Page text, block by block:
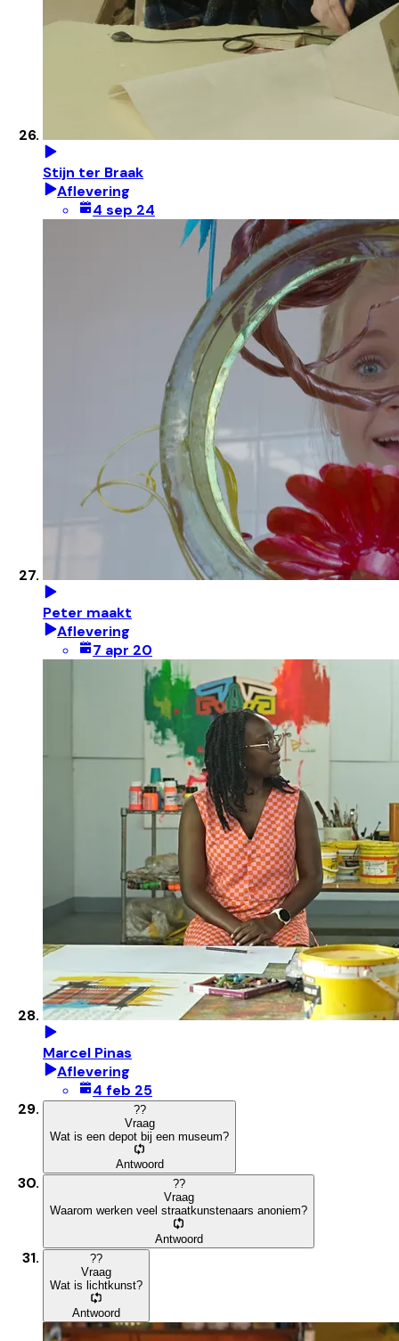
Stijn ter Braak
Aflevering
4 sep 24
Peter maakt
Aflevering
7 apr 20
Marcel Pinas
Aflevering
4 feb 25
??
Vraag
Wat is een depot bij een museum?
Antwoord
??
Vraag
Waarom werken veel straatkunstenaars anoniem?
Antwoord
??
Vraag
Wat is lichtkunst?
Antwoord